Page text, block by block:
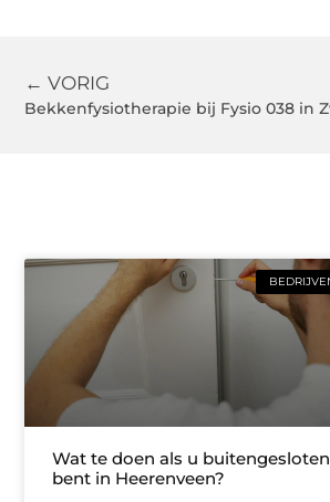
← VORIG
Bekkenfysiotherapie bij Fysio 038 in
Wat te doen als u buitengesloten
bent in Heerenveen?